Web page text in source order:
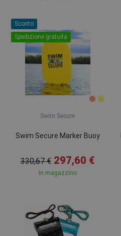
Sconto
Spedizione gratuita
Swim Secure
Swim Secure Marker Buoy
330,67 € 297,60 €
In magazzino